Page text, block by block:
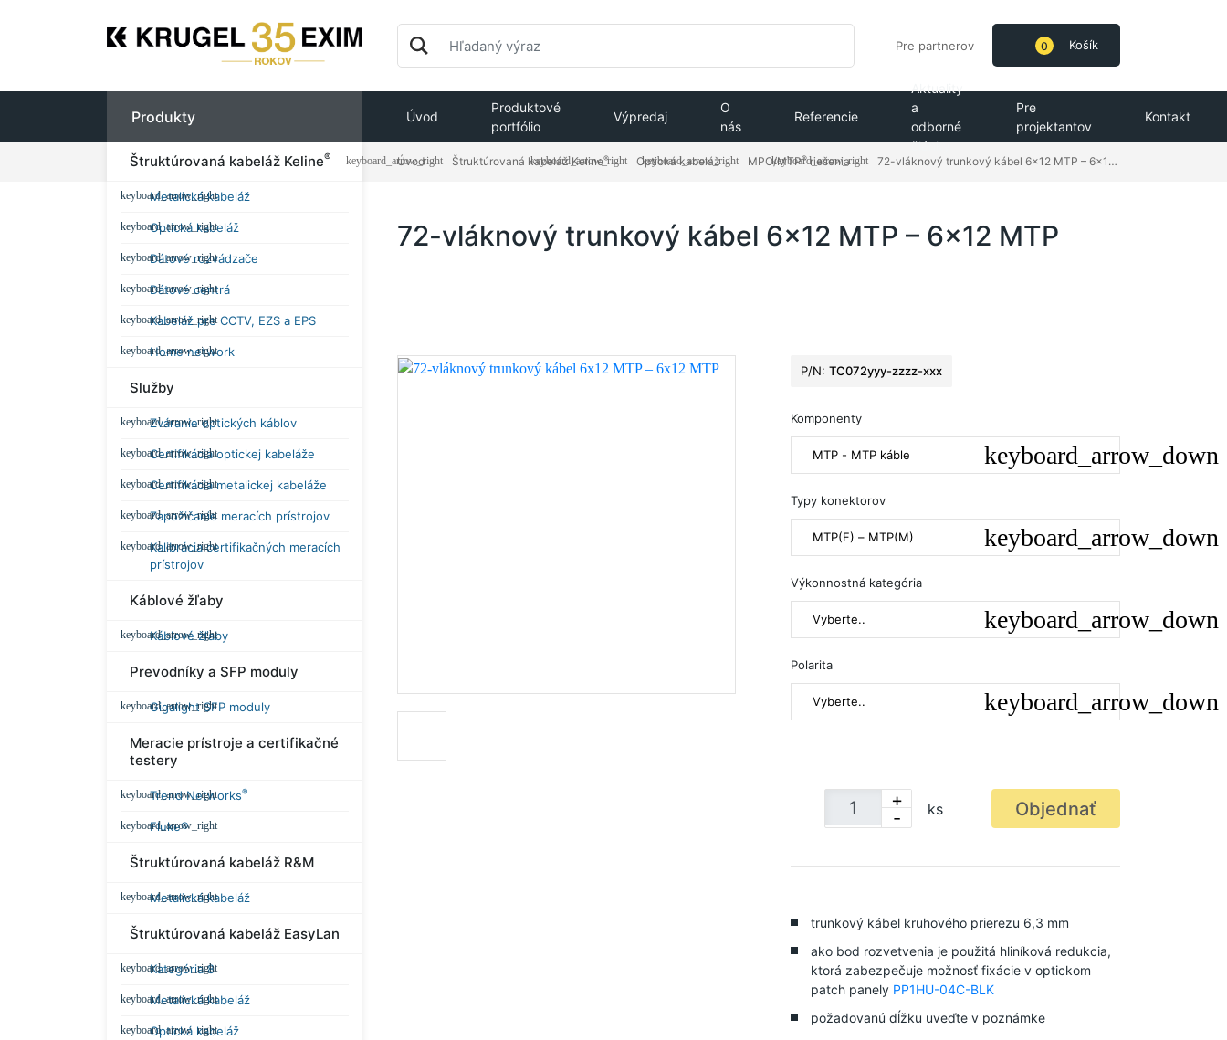
Pre partnerov 0 Košík
Produkty Úvod
Produktové
portfólio
Výpredaj
O
nás
Referencie
Aktuality
a
odborné
články
Pre
projektantov
Kontakt
Štruktúrovaná kabeláž Keline®
Metalická kabeláž
Optická kabeláž
Dátové rozvádzače
Dátové centrá
Kabeláž pre CCTV, EZS a EPS
Home network
Služby
Zváranie optických káblov
Certifikácia optickej kabeláže
Certifikácia metalickej kabeláže
Zapožičanie meracích prístrojov
Kalibrácia certifikačných meracích
prístrojov
Káblové žľaby
Káblové žľaby
Prevodníky a SFP moduly
Gigalight SFP moduly
Meracie prístroje a certifikačné
testery
Trend Networks®
Fluke®
Štruktúrovaná kabeláž R&M
Metalická kabeláž
Štruktúrovaná kabeláž EasyLan
Kategória 8
Metalická kabeláž
Optická kabeláž
Úvod Štruktúrovaná kabeláž Keline® Optická kabeláž MPO/MTP®​ riešenia 72-vláknový trunkový kábel 6x12 MTP – 6x12 MTP
72-vláknový trunkový kábel 6x12 MTP – 6x12 MTP
P/N: TC072yyy-zzzz-xxx
Komponenty
MTP - MTP káble
Typy konektorov
MTP(F) – MTP(M)
Výkonnostná kategória
Vyberte..
Polarita
Vyberte..
+
-
ks Objednať
trunkový kábel kruhového prierezu 6,3 mm
ako bod rozvetvenia je použitá hliníková redukcia,
ktorá zabezpečuje možnosť fixácie v optickom
patch panely PP1HU-04C-BLK
požadovanú dĺžku uveďte v poznámke